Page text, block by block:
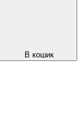
В кошик